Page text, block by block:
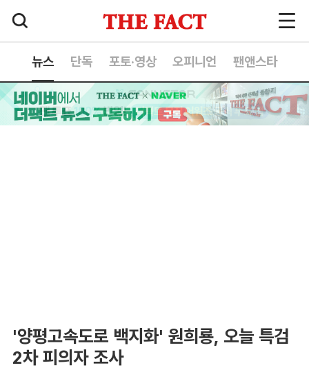
뉴스 단독 포토·영상 오피니언 팬앤스타
'양평고속도로 백지화' 원희룡, 오늘 특검
2차 피의자 조사